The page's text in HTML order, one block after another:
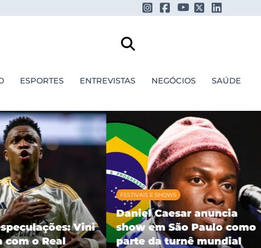
ESPORTES ENTREVISTAS NEGÓCIOS SAÚDE
Vini
o Real
FESTIVAIS E SHOWS
Daniel Caesar anuncia
show em São Paulo como
parte da turnê mundial